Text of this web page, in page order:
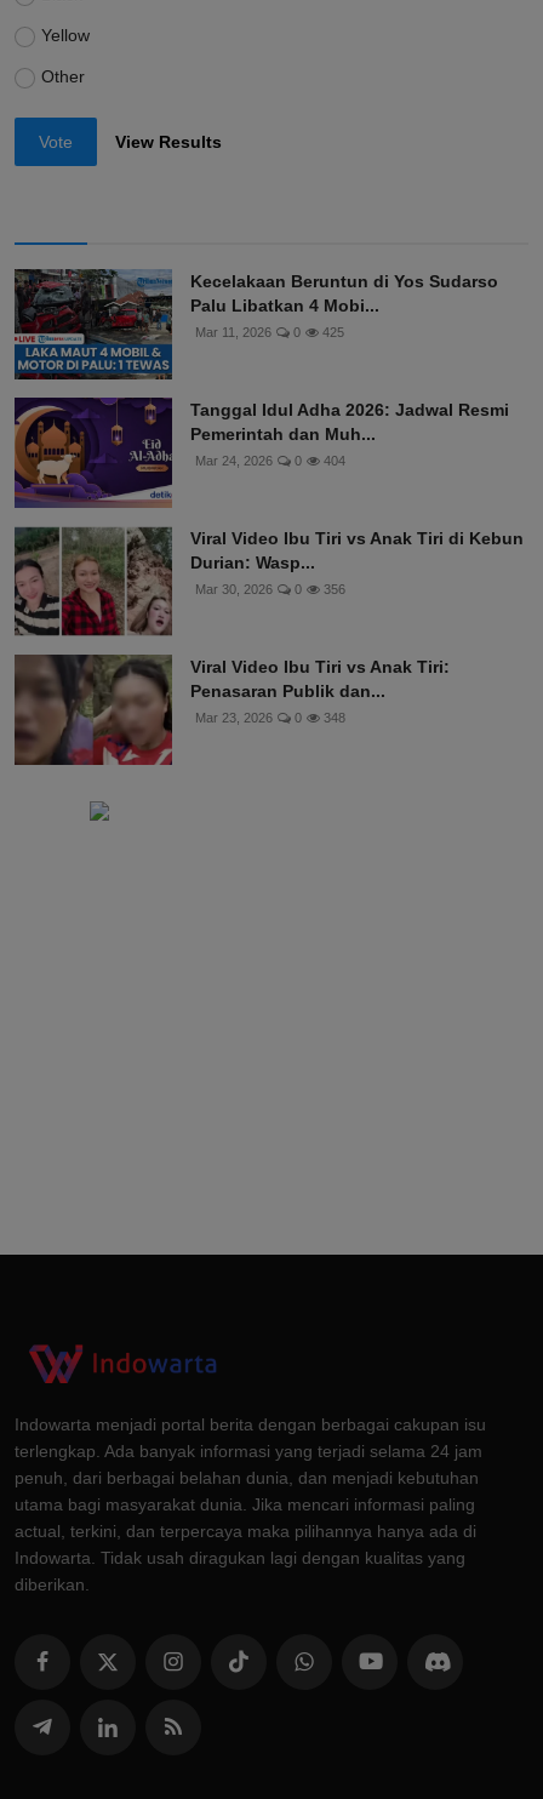
Yellow
Other
Vote View Results
Kecelakaan Beruntun di Yos Sudarso
Palu Libatkan 4 Mobi...
Mar 11, 2026 0 425
Tanggal Idul Adha 2026: Jadwal Resmi
Pemerintah dan Muh...
Mar 24, 2026 0 404
Viral Video Ibu Tiri vs Anak Tiri di Kebun
Durian: Wasp...
Mar 30, 2026 0 356
Viral Video Ibu Tiri vs Anak Tiri:
Penasaran Publik dan...
Mar 23, 2026 0 348
Indowarta menjadi portal berita dengan berbagai cakupan isu
terlengkap. Ada banyak informasi yang terjadi selama 24 jam
penuh, dari berbagai belahan dunia, dan menjadi kebutuhan
utama bagi masyarakat dunia. Jika mencari informasi paling
actual, terkini, dan terpercaya maka pilihannya hanya ada di
Indowarta. Tidak usah diragukan lagi dengan kualitas yang
diberikan.